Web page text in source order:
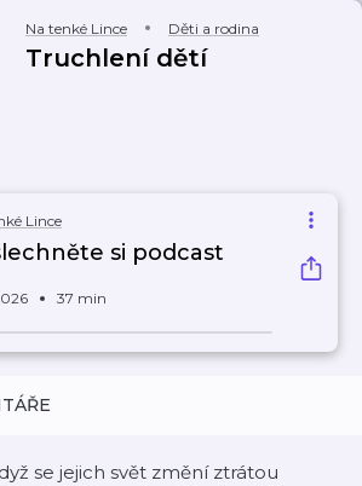
Na tenké Lince Děti a rodina
Truchlení dětí
Lince
si podcast
37 min
se jejich svět změní ztrátou